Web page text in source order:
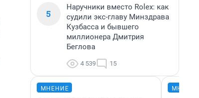
5
Наручники вместо Rolex: как
судили экс-главу Минздрава
Кузбасса и бывшего
миллионера Дмитрия
Беглова
4 539 15
МНЕНИЕ